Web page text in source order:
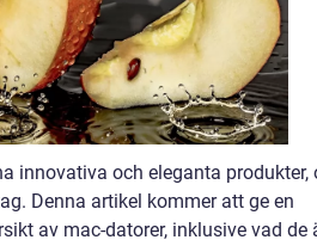
innovativa och eleganta produkter,
Denna artikel kommer att ge en
av mac-datorer, inklusive vad de